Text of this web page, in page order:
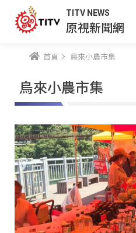
TITV NEWS
原視新聞網
首頁 烏來小農市集
烏來小農市集